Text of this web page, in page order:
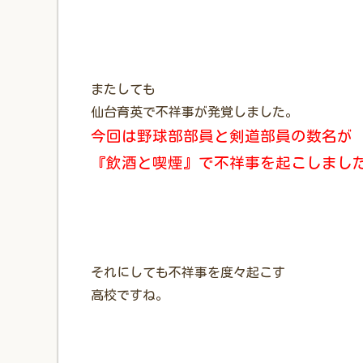
またしても
仙台育英で不祥事が発覚しました。
今回は野球部部員と剣道部員の数名が
『飲酒と喫煙』で不祥事を起こしまし
それにしても不祥事を度々起こす
高校ですね。